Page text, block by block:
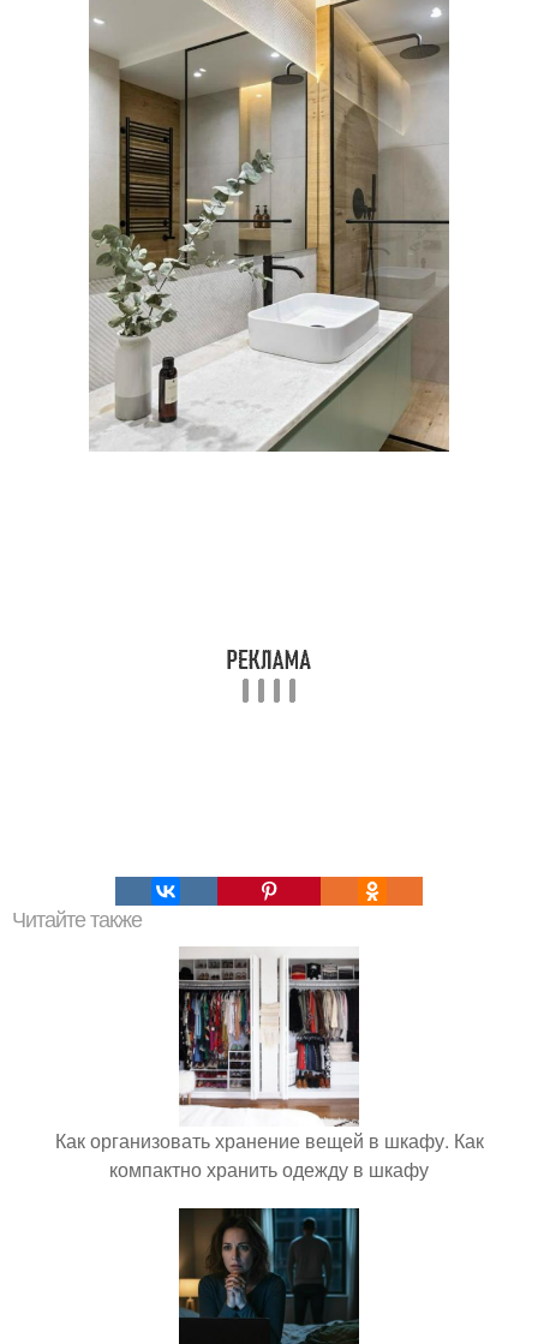
Читайте также
Как организовать хранение вещей в шкафу. Как
компактно хранить одежду в шкафу